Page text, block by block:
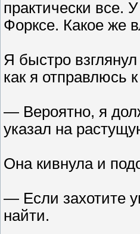
практически все.
Форксе. Какое же
Я быстро
как я отправлюсь
— Вероятно, я
указал на
Она кивнула и
— Если захотите
найти.